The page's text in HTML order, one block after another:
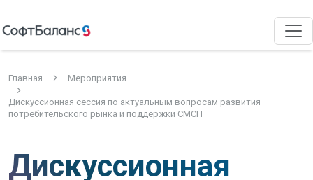
Главная Мероприятия
Дискуссионная сессия по актуальным вопросам развития
потребительского рынка и поддержки СМСП
Дискуссионная